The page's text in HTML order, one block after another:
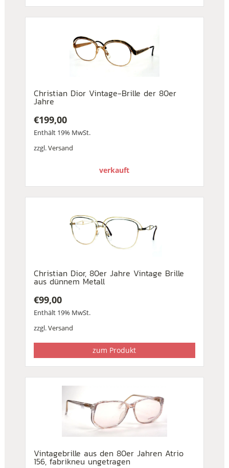
Christian Dior Vintage-Brille der 80er
Jahre
€199,00
Enthält 19% MwSt.
zzgl.Versand
verkauft
Christian Dior, 80er Jahre Vintage Brille
aus dünnem Metall
€99,00
Enthält 19% MwSt.
zzgl.Versand
zum Produkt
Vintagebrille aus den 80er Jahren Atrio
156, fabrikneu ungetragen